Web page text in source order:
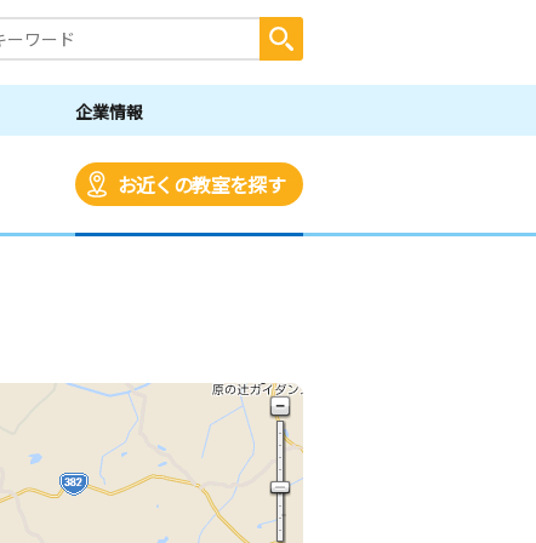
企業情報
お近くの教室を探す